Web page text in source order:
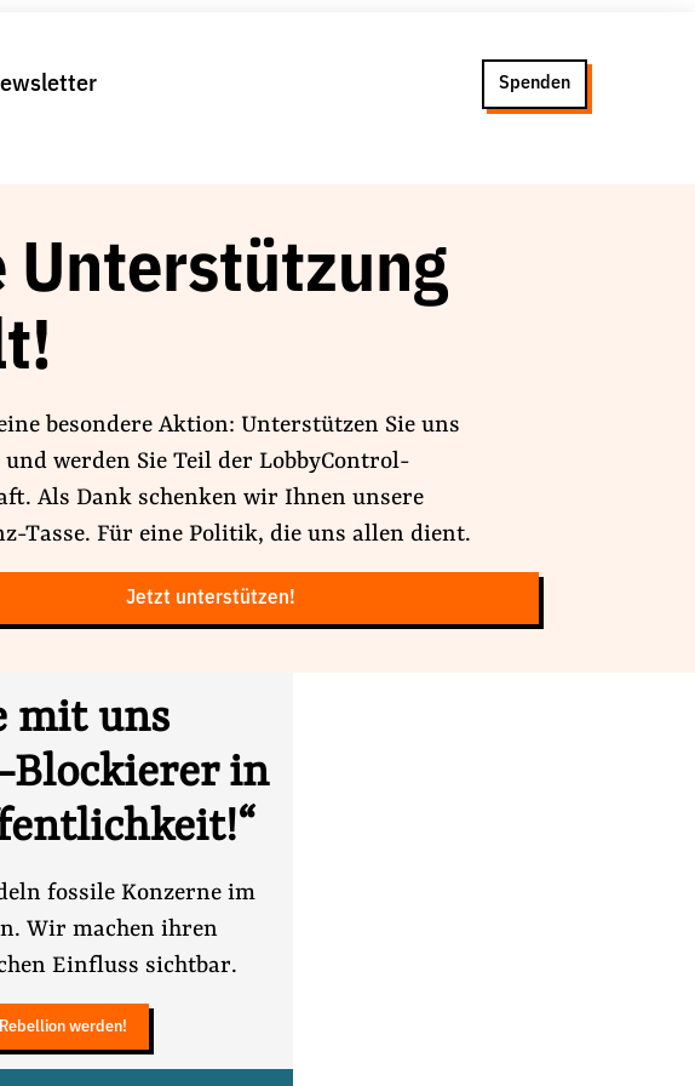
Spenden
Unterstützung
besondere Aktion: Unterstützen Sie uns
werden Sie Teil der LobbyControl-
Als Dank schenken wir Ihnen unsere
Tasse. Für eine Politik, die uns allen dient.
Jetzt unterstützen!
mit uns
Blockierer in
fossile Konzerne im
Wir machen ihren
Einfluss sichtbar.
werden!